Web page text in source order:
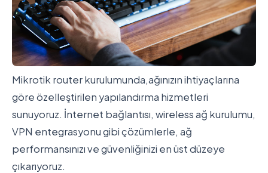
Mikrotik router kurulumunda,ağınızın ihtiyaçlarına
göre özelleştirilen yapılandırma hizmetleri
sunuyoruz. İnternet bağlantısı, wireless ağ kurulumu,
VPN entegrasyonu gibi çözümlerle, ağ
performansınızı ve güvenliğinizi en üst düzeye
çıkarıyoruz.